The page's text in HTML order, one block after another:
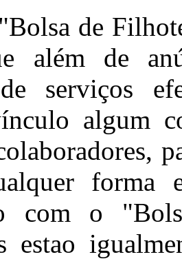
de
além de
serviços
algum
forma
com o
estao